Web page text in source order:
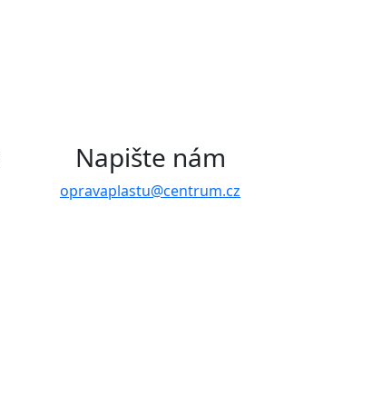
Napište nám
opravaplastu@centrum.cz